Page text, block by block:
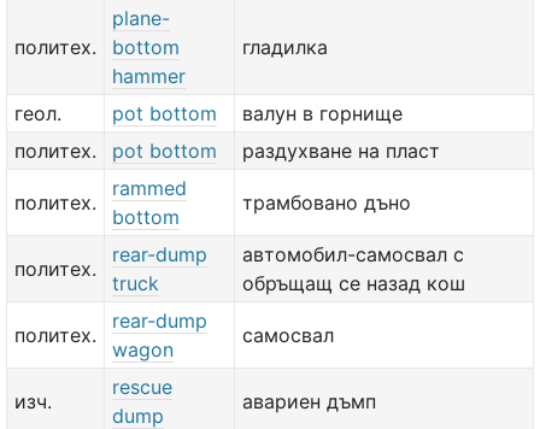
политех.
plane-
bottom
hammer
гладилка
геол. pot bottom
валун в горнище
политех.
pot bottom раздухване на пласт
политех.
rammed
bottom
трамбовано дъно
политех.
rear-dump
truck
автомобил-самосвал с
обръщащ се назад кош
политех.
rear-dump
wagon
самосвал
изч.
rescue
dump
авариен дъмп